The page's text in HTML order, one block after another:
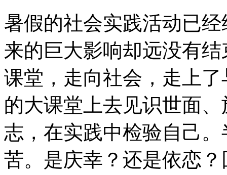
暑假的社会实践活动已
来的巨大影响却远没有
课堂，走向社会，走上
的大课堂上去见识世面
志，在实践中检验自己
苦。是庆幸？还是依恋